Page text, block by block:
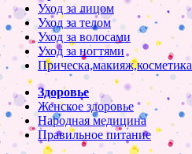
Уход за лицом
Уход за телом
Уход за волосами
Уход за ногтями
Прическа,макияж,косметика
Здоровье
Женское здоровье
Народная медицина
Правильное питание